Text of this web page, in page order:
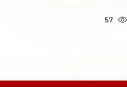
57